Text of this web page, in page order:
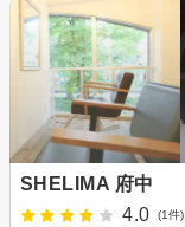
SHELIMA 府中
4.0
(1件)